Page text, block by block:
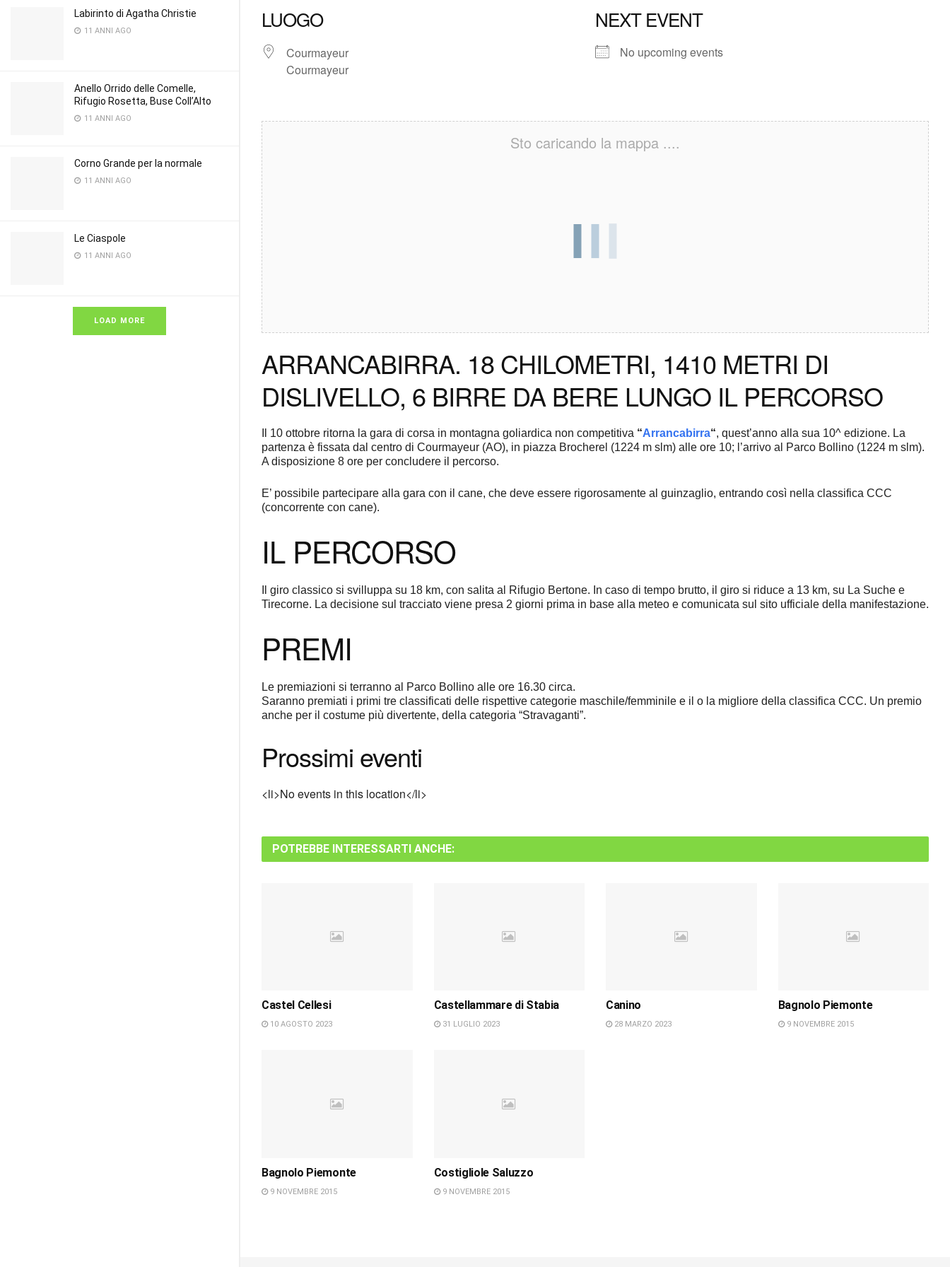
Labirinto di Agatha Christie
11 ANNI AGO
Anello Orrido delle Comelle,
Rifugio Rosetta, Buse Coll’Alto
11 ANNI AGO
Corno Grande per la normale
11 ANNI AGO
Le Ciaspole
11 ANNI AGO
LOAD MORE
LUOGO
Courmayeur
Courmayeur
NEXT EVENT
No upcoming events
Sto caricando la mappa ....
ARRANCABIRRA. 18 CHILOMETRI, 1410 METRI DI
DISLIVELLO, 6 BIRRE DA BERE LUNGO IL PERCORSO
Il 10 ottobre ritorna la gara di corsa in montagna goliardica non competitiva “Arrancabirra“, quest’anno alla sua 10^ edizione. La
partenza è fissata dal centro di Courmayeur (AO), in piazza Brocherel (1224 m slm) alle ore 10; l’arrivo al Parco Bollino (1224 m slm).
A disposizione 8 ore per concludere il percorso.
E’ possibile partecipare alla gara con il cane, che deve essere rigorosamente al guinzaglio, entrando così nella classifica CCC
(concorrente con cane).
IL PERCORSO
Il giro classico si svilluppa su 18 km, con salita al Rifugio Bertone. In caso di tempo brutto, il giro si riduce a 13 km, su La Suche e
Tirecorne. La decisione sul tracciato viene presa 2 giorni prima in base alla meteo e comunicata sul sito ufficiale della manifestazione.
PREMI
Le premiazioni si terranno al Parco Bollino alle ore 16.30 circa.
Saranno premiati i primi tre classificati delle rispettive categorie maschile/femminile e il o la migliore della classifica CCC. Un premio
anche per il costume più divertente, della categoria “Stravaganti”.
Prossimi eventi
<li>No events in this location</li>
POTREBBE INTERESSARTI ANCHE:
Castel Cellesi
10 AGOSTO 2023
Castellammare di Stabia
31 LUGLIO 2023
Canino
28 MARZO 2023
Bagnolo Piemonte
9 NOVEMBRE 2015
Bagnolo Piemonte
9 NOVEMBRE 2015
Costigliole Saluzzo
9 NOVEMBRE 2015